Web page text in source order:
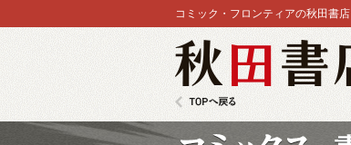
コミック・フロンティアの秋田書店